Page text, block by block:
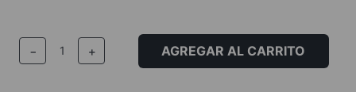
＋
－ AGREGAR AL CARRITO